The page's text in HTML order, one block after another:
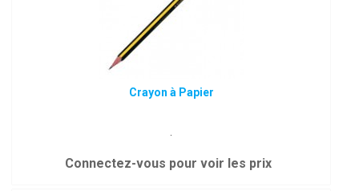
Crayon à Papier
.
Connectez-vous pour voir les prix